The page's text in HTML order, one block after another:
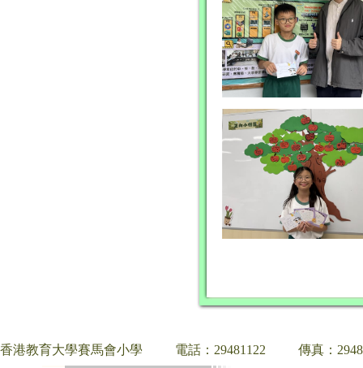
香港教育大學賽馬會小學 電話：29481122 傳真：